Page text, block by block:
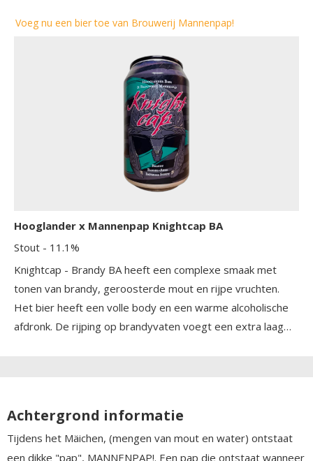
Voeg nu een bier toe van Brouwerij Mannenpap!
Hooglander x Mannenpap Knightcap BA
Stout - 11.1%
Knightcap - Brandy BA heeft een complexe smaak met
tonen van brandy, geroosterde mout en rijpe vruchten.
Het bier heeft een volle body en een warme alcoholische
afdronk. De rijping op brandyvaten voegt een extra laag
Achtergrond informatie
Tijdens het Mäichen, (mengen van mout en water) ontstaat
een dikke "pap", MANNENPAP!. Een pap die ontstaat wanneer